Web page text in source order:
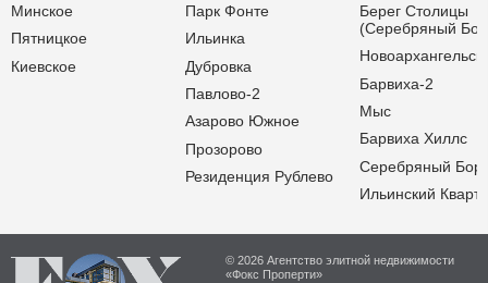
Минское
Пятницкое
Киевское
Парк Фонте
Ильинка
Дубровка
Павлово-2
Азарово Южное
Прозорово
Резиденция Рублево
Берег Столицы
(Серебряный
Барвиха-2
Мыс
Барвиха Хиллс
Серебряный Бор
Ильинский
© 2026 Агентство элитной недвижимости
«Фокс Проперти»